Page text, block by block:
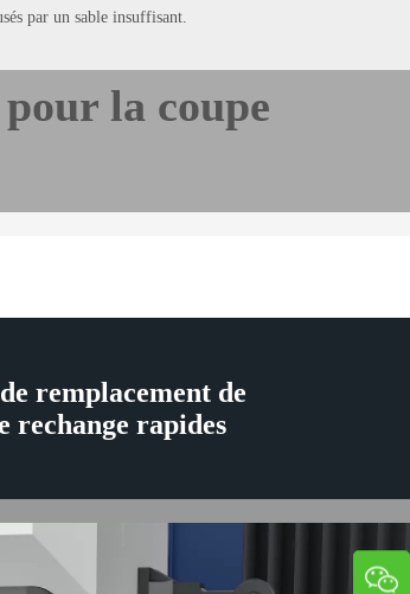
par un sable insuffisant.
la coupe
de remplacement de
rechange rapides